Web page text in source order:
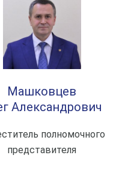
Машковцев
Александрович
полномочного
представителя